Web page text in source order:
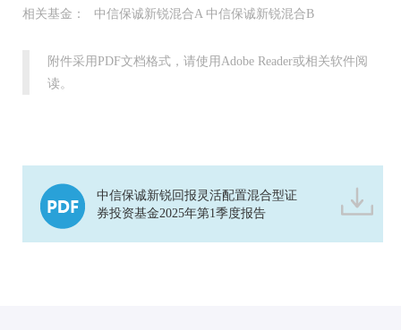
相关基金： 中信保诚新锐混合A 中信保诚新锐混合B
附件采用PDF文档格式，请使用Adobe Reader或相关软件阅
读。
中信保诚新锐回报灵活配置混合型证
券投资基金2025年第1季度报告